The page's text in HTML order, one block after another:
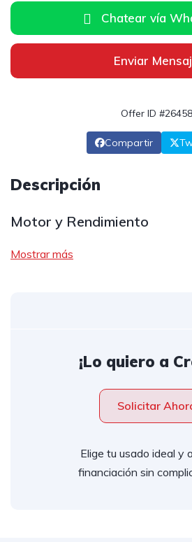
Chatear vía
Enviar
Offer ID #26458
Compartir
Descripción
Motor y Rendimiento
Mostrar más
¡Lo quiero a
Solicitar
Elige tu usado ideal y
financiación sin